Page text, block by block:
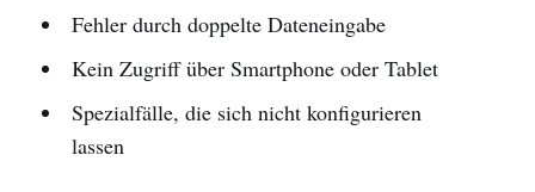
Fehler durch doppelte Dateneingabe
Kein Zugriff über Smartphone oder Tablet
Spezialfälle, die sich nicht konfigurieren
lassen